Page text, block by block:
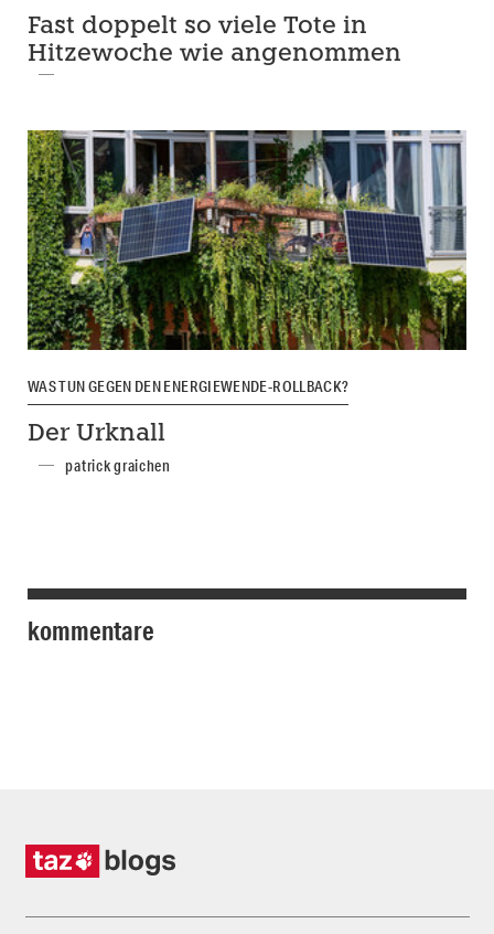
Fast doppelt so viele Tote in
Hitzewoche wie angenommen
WAS TUN GEGEN DEN ENERGIEWENDE-ROLLBACK?
Der Urknall
patrick graichen
kommentare